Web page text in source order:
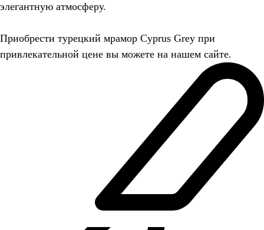
элегантную атмосферу.
Приобрести турецкий мрамор Cyprus Grey при
привлекательной цене вы можете на нашем сайте.